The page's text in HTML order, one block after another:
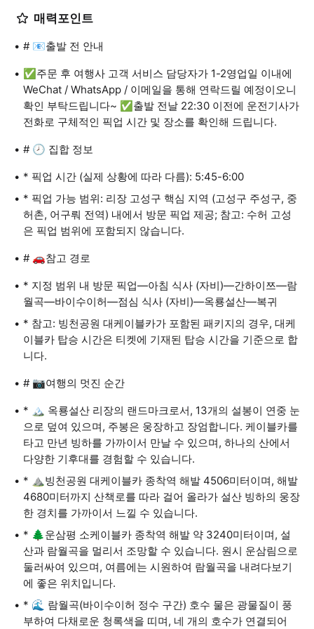
매력포인트
# 📧출발 전 안내
✅주문 후 여행사 고객 서비스 담당자가 1-2영업일 이내에
WeChat / WhatsApp / 이메일을 통해 연락드릴 예정이오니
확인 부탁드립니다~ ✅출발 전날 22:30 이전에 운전기사가
전화로 구체적인 픽업 시간 및 장소를 확인해 드립니다.
# 🕗 집합 정보
* 픽업 시간 (실제 상황에 따라 다름): 5:45-6:00
* 픽업 가능 범위: 리장 고성구 핵심 지역 (고성구 주성구, 중
허촌, 어구뤄 전역) 내에서 방문 픽업 제공; 참고: 수허 고성
은 픽업 범위에 포함되지 않습니다.
# 🚗참고 경로
* 지정 범위 내 방문 픽업—아침 식사 (자비)—간하이쯔—람
월곡—바이수이허—점심 식사 (자비)—옥룡설산—복귀
* 참고: 빙천공원 대케이블카가 포함된 패키지의 경우, 대케
이블카 탑승 시간은 티켓에 기재된 탑승 시간을 기준으로 합
니다.
# 📷여행의 멋진 순간
* 🏔️ 옥룡설산 리장의 랜드마크로서, 13개의 설봉이 연중 눈
으로 덮여 있으며, 주봉은 웅장하고 장엄합니다. 케이블카를
타고 만년 빙하를 가까이서 만날 수 있으며, 하나의 산에서
다양한 기후대를 경험할 수 있습니다.
* ⛰️빙천공원 대케이블카 종착역 해발 4506미터이며, 해발
4680미터까지 산책로를 따라 걸어 올라가 설산 빙하의 웅장
한 경치를 가까이서 느낄 수 있습니다.
* 🌲운삼평 소케이블카 종착역 해발 약 3240미터이며, 설
산과 람월곡을 멀리서 조망할 수 있습니다. 원시 운삼림으로
둘러싸여 있으며, 여름에는 시원하여 람월곡을 내려다보기
에 좋은 위치입니다.
* 🌊 람월곡(바이수이허 정수 구간) 호수 물은 광물질이 풍
부하여 다채로운 청록색을 띠며, 네 개의 호수가 연결되어